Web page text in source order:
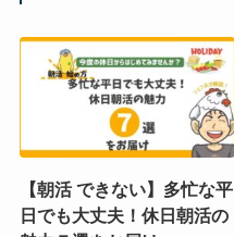
【朝活 できない】多忙な平
日でも大丈夫！休日朝活の